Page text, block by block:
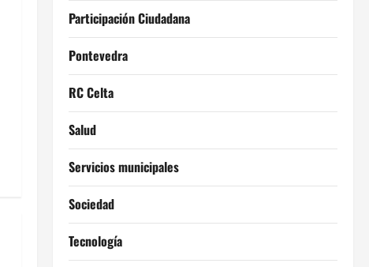
Participación Ciudadana
Pontevedra
RC Celta
Salud
Servicios municipales
Sociedad
Tecnología